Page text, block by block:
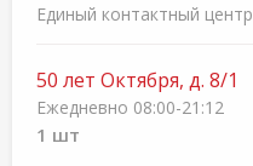
Единый контактный центр
50 лет Октября, д. 8/1
Ежедневно 08:00-21:12
1 шт